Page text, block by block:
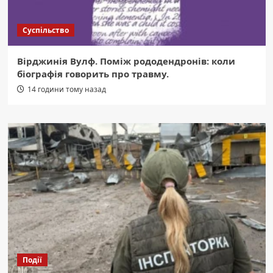
Суспільство
Вірджинія Вулф. Поміж рододендронів: коли
біографія говорить про травму.
14 години тому назад
Події